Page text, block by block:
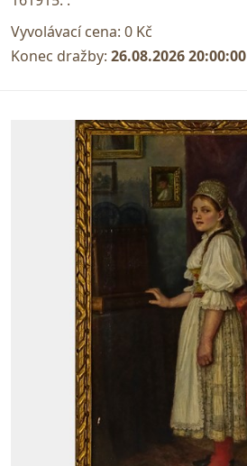
Vyvolávací cena: 0 Kč
Konec dražby: 26.08.2026 20:00:00